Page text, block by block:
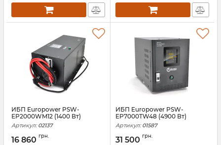
ИБП Europower PSW-
EP2000WM12 (1400 Вт)
Артикул: 02137
16 860 грн.
ИБП Europower PSW-
EP7000TW48 (4900 Вт)
Артикул: 01587
31 500 грн.